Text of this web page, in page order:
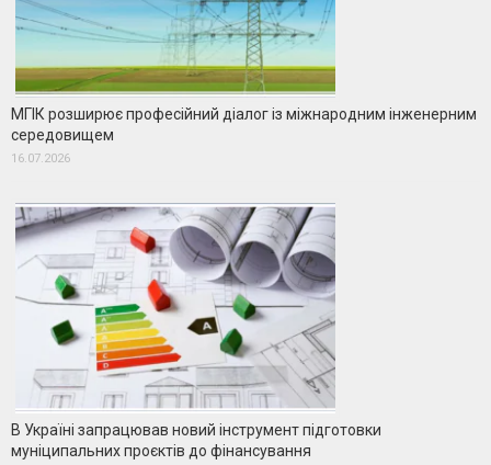
МГІК розширює професійний діалог із міжнародним інженерним
середовищем
16.07.2026
В Україні запрацював новий інструмент підготовки
муніципальних проєктів до фінансування